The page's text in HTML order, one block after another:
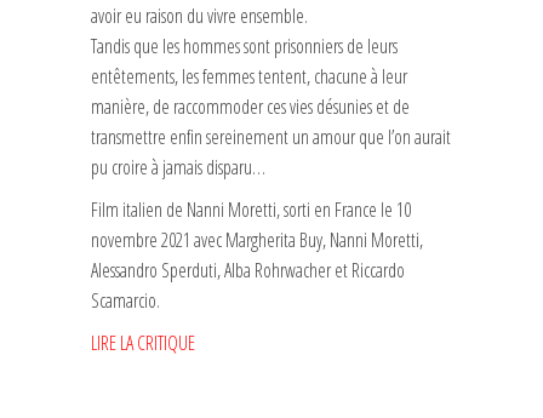
avoir eu raison du vivre ensemble.
Tandis que les hommes sont prisonniers de leurs
entêtements, les femmes tentent, chacune à leur
manière, de raccommoder ces vies désunies et de
transmettre enfin sereinement un amour que l’on aurait
pu croire à jamais disparu…
Film italien de Nanni Moretti, sorti en France le 10
novembre 2021 avec Margherita Buy, Nanni Moretti,
Alessandro Sperduti, Alba Rohrwacher et Riccardo
Scamarcio.
LIRE LA CRITIQUE